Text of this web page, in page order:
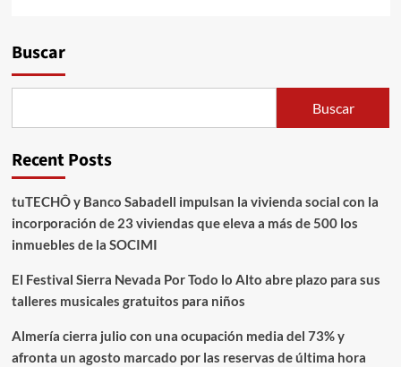
Buscar
Buscar
Recent Posts
tuTECHÔ y Banco Sabadell impulsan la vivienda social con la
incorporación de 23 viviendas que eleva a más de 500 los
inmuebles de la SOCIMI
El Festival Sierra Nevada Por Todo lo Alto abre plazo para sus
talleres musicales gratuitos para niños
Almería cierra julio con una ocupación media del 73% y
afronta un agosto marcado por las reservas de última hora